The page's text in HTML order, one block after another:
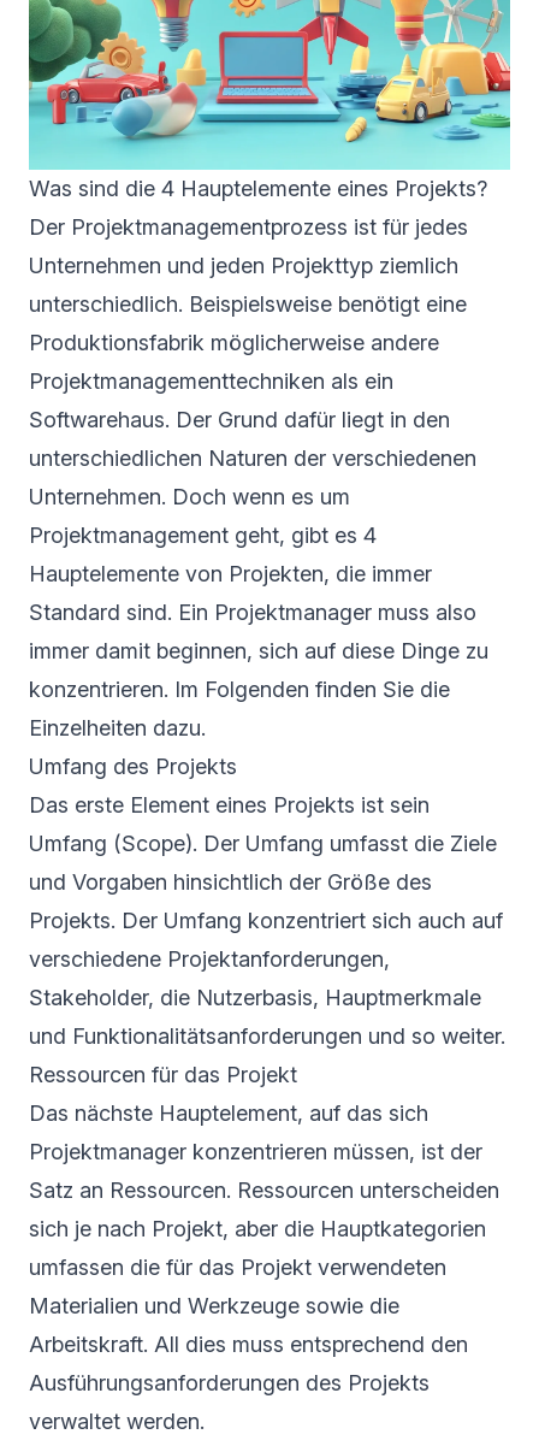
Was sind die 4 Hauptelemente eines Projekts?
Der Projektmanagementprozess ist für jedes
Unternehmen und jeden Projekttyp ziemlich
unterschiedlich. Beispielsweise benötigt eine
Produktionsfabrik möglicherweise andere
Projektmanagementtechniken als ein
Softwarehaus. Der Grund dafür liegt in den
unterschiedlichen Naturen der verschiedenen
Unternehmen. Doch wenn es um
Projektmanagement geht, gibt es 4
Hauptelemente von Projekten, die immer
Standard sind. Ein Projektmanager muss also
immer damit beginnen, sich auf diese Dinge zu
konzentrieren. Im Folgenden finden Sie die
Einzelheiten dazu.
Umfang des Projekts
Das erste Element eines Projekts ist sein
Umfang (Scope). Der Umfang umfasst die Ziele
und Vorgaben hinsichtlich der Größe des
Projekts. Der Umfang konzentriert sich auch auf
verschiedene Projektanforderungen,
Stakeholder, die Nutzerbasis, Hauptmerkmale
und Funktionalitätsanforderungen und so weiter.
Ressourcen für das Projekt
Das nächste Hauptelement, auf das sich
Projektmanager konzentrieren müssen, ist der
Satz an Ressourcen. Ressourcen unterscheiden
sich je nach Projekt, aber die Hauptkategorien
umfassen die für das Projekt verwendeten
Materialien und Werkzeuge sowie die
Arbeitskraft. All dies muss entsprechend den
Ausführungsanforderungen des Projekts
verwaltet werden.